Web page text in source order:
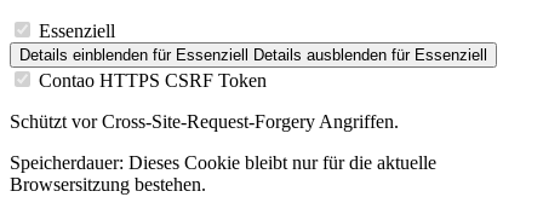
Essenziell
Details einblenden für Essenziell Details ausblenden für Essenziell
Contao HTTPS CSRF Token
Schützt vor Cross-Site-Request-Forgery Angriffen.
Speicherdauer: Dieses Cookie bleibt nur für die aktuelle
Browsersitzung bestehen.